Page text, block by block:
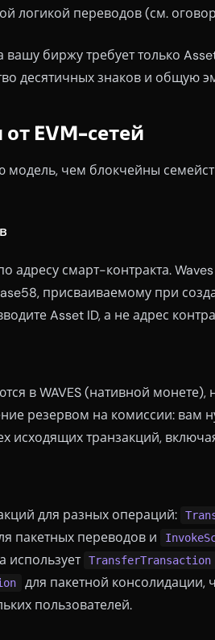
логикой переводов (см.
биржу требует только
десятичных знаков и общую
EVM-сетей
модель, чем блокчейны
адресу смарт-контракта.
присваиваемому при
Asset ID, а не адрес
в WAVES (нативной монете),
резервом на комиссии: вам
исходящих транзакций,
для разных операций:
пакетных переводов и
использует TransferTransaction
для пакетной консолидации,
пользователей.